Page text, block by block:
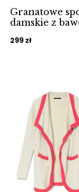
Granatowe
damskie z
299 zł